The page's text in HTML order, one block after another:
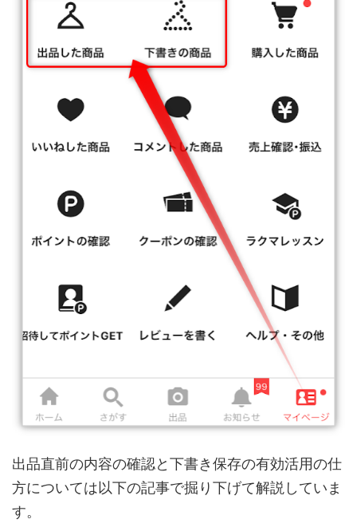
出品直前の内容の確認と下書き保存の有効活用の仕
方については以下の記事で掘り下げて解説していま
す。